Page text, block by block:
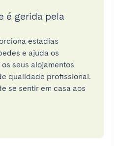
é gerida pela
estadias
e ajuda os
seus alojamentos
qualidade profissional.
se sentir em casa aos